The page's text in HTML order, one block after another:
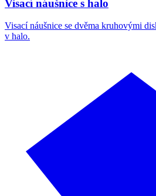
Visací náušnice s halo
Visací náušnice se dvěma kruhovými
v halo.